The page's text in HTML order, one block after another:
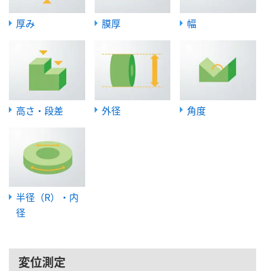
厚み 膜厚 幅
高さ・段差 外径 角度
半径（R）・内
径
変位測定